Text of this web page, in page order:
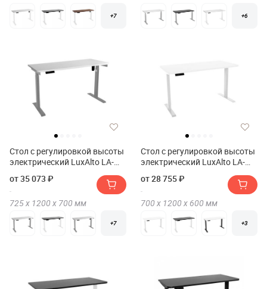
+7 +6
Стол с регулировкой высоты
электрический LuxAlto LA-
от 35 073 ₽
725 х 1200 х 700 мм
+7
Стол с регулировкой высоты
электрический LuxAlto LA-
от 28 755 ₽
700 х 1200 х 600 мм
+3